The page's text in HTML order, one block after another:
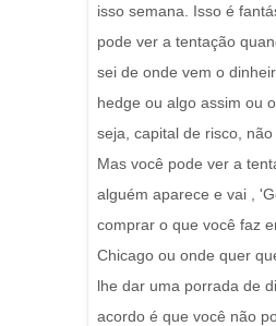
isso semana. Isso é
pode ver a tentação
sei de onde vem o
hedge ou algo assim ou
seja, capital de risco, não
Mas você pode ver a
alguém aparece e vai ,
comprar o que você faz
Chicago ou onde quer
lhe dar uma porrada de
acordo é que você não